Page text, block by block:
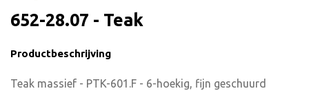
652-28.07 - Teak
Productbeschrijving
Teak massief - PTK-601.F - 6-hoekig, fijn geschuurd